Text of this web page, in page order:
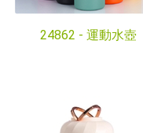
24862 - 運動水壺